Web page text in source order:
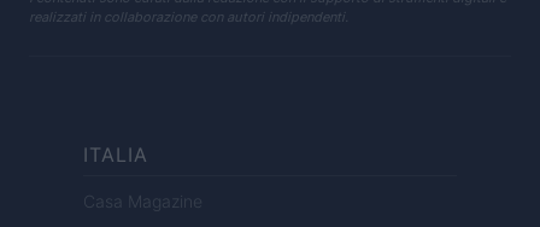
realizzati in collaborazione con autori indipendenti.
ITALIA
Casa Magazine